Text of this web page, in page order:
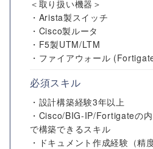
＜取り扱い機器＞
・Arista製スイッチ
・Cisco製ルータ
・F5製UTM/LTM
・ファイアウォール
必須スキル
・設計構築経験3年以上
・Cisco/BIG-IP/Fortigateの
で構築できるスキル
・ドキュメント作成経験（精